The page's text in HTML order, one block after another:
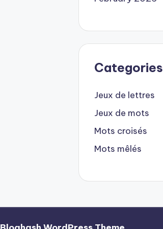
Categories
Jeux de lettres
Jeux de mots
Mots croisés
Mots mêlés